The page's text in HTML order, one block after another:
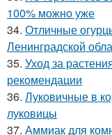
100% можно уже
34. Отличные
Ленинградской
35. Уход за
рекомендации
36. Луковичные в
луковицы
37. Аммиак для